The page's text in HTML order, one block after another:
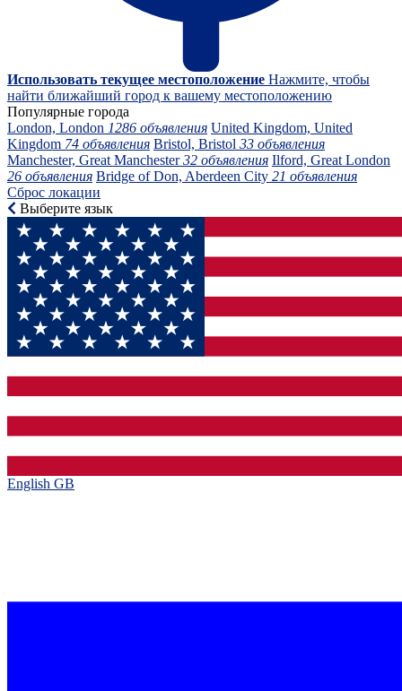
Использовать текущее местоположение Нажмите, чтобы
найти ближайший город к вашему местоположению
Популярные города
London, London 1286 объявления United Kingdom, United
Kingdom 74 объявления Bristol, Bristol 33 объявления
Manchester, Great Manchester32 объявления Ilford, Great London
26 объявления Bridge of Don, Aberdeen City 21 объявления
Сброс локации
Выберите язык
English GB‎